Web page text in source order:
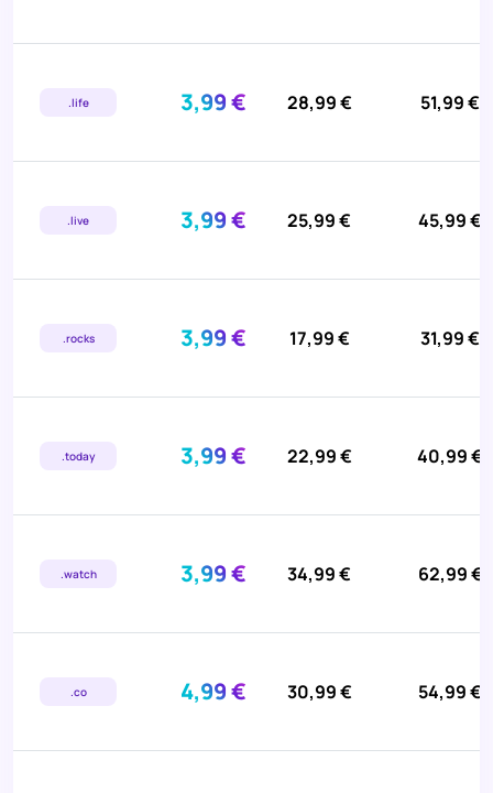
.life 3,99 € 28,99 € 51,99 €
.live 3,99 € 25,99 € 45,99 €
.rocks 3,99 € 17,99 € 31,99 €
.today 3,99 € 22,99 € 40,99 €
.watch 3,99 € 34,99 € 62,99 €
.co 4,99 € 30,99 € 54,99 €